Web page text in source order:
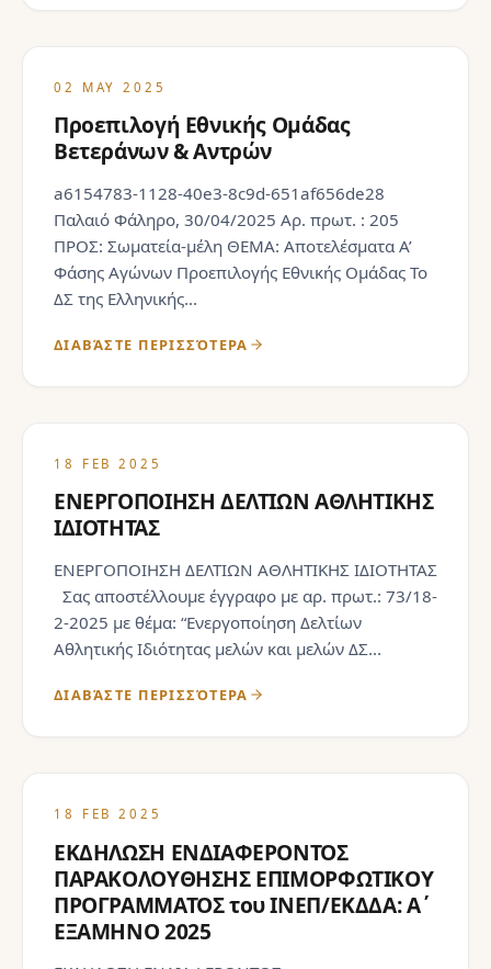
02 MAY 2025
Προεπιλογή Εθνικής Ομάδας
Βετεράνων & Αντρών
a6154783-1128-40e3-8c9d-651af656de28
Παλαιό Φάληρο, 30/04/2025 Αρ. πρωτ. : 205
ΠΡΟΣ: Σωματεία-μέλη ΘΕΜΑ: Αποτελέσματα Α’
Φάσης Αγώνων Προεπιλογής Εθνικής Ομάδας Το
ΔΣ της Ελληνικής...
ΔΙΑΒΆΣΤΕ ΠΕΡΙΣΣΌΤΕΡΑ
18 FEB 2025
ΕΝΕΡΓΟΠΟΙΗΣΗ ΔΕΛΤΙΩΝ ΑΘΛΗΤΙΚΗΣ
ΙΔΙΟΤΗΤΑΣ
ΕΝΕΡΓΟΠΟΙΗΣΗ ΔΕΛΤΙΩΝ ΑΘΛΗΤΙΚΗΣ ΙΔΙΟΤΗΤΑΣ
Σας αποστέλλουμε έγγραφο με αρ. πρωτ.: 73/18-
2-2025 με θέμα: “Ενεργοποίηση Δελτίων
Αθλητικής Ιδιότητας μελών και μελών ΔΣ...
ΔΙΑΒΆΣΤΕ ΠΕΡΙΣΣΌΤΕΡΑ
18 FEB 2025
ΕΚΔΗΛΩΣΗ ΕΝΔΙΑΦΕΡΟΝΤΟΣ
ΠΑΡΑΚΟΛΟΥΘΗΣΗΣ ΕΠΙΜΟΡΦΩΤΙΚOΥ
ΠΡΟΓΡΑΜΜΑΤΟΣ του ΙΝΕΠ/ΕΚΔΔΑ: Α΄
ΕΞΑΜΗΝΟ 2025